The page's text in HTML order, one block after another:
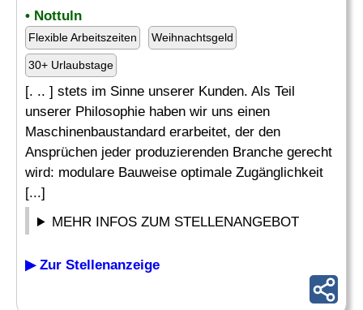
• Nottuln
Flexible Arbeitszeiten Weihnachtsgeld
30+ Urlaubstage
[. .. ] stets im Sinne unserer Kunden. Als Teil
unserer Philosophie haben wir uns einen
Maschinenbaustandard erarbeitet, der den
Ansprüchen jeder produzierenden Branche gerecht
wird: modulare Bauweise optimale Zugänglichkeit
[...]
MEHR INFOS ZUM STELLENANGEBOT
▶ Zur Stellenanzeige